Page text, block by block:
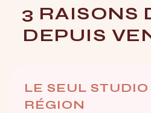
3 RAISONS
DEPUIS
LE SEUL
RÉGION